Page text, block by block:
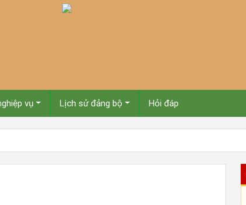
vụ Lịch sử đảng bộ Hỏi đáp